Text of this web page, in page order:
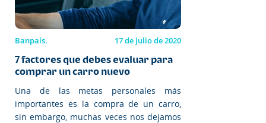
Banpaís. 17 de julio de 2020
7 factores que debes evaluar para
comprar un carro nuevo
Una de las metas personales más
importantes es la compra de un carro,
sin embargo, muchas veces nos dejamos